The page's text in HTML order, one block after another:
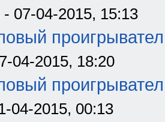
- 07-04-2015, 15:13
04-2015, 18:20
04-2015, 00:13